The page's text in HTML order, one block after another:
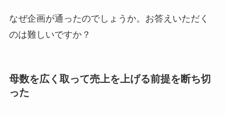
なぜ企画が通ったのでしょうか。お答えいただく
のは難しいですか？
母数を広く取って売上を上げる前提を断ち切
った